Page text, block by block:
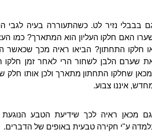
בבבלי נזיר לט. כשהתעוררה בעיה לגבי
האם חלקו העליון הוא המתארך? כמו
חלקו התחתון? הביאו ראיה מכך שכאשר
שערם הלבן לשחור הרי לאחר זמן חלקו
שחלקו התחתון מתארך ולכן אותו חלק
איננו צבוע.
מכאן ראיה לכך שידיעת הטבע הנוגעת
ע"י חקירה טבעית באופים של הדברים.